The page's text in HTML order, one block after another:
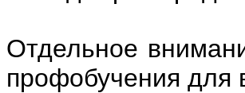
Отдельное
профобучения для